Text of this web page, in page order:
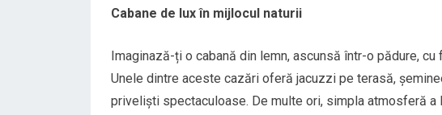
Cabane de lux în mijlocul naturii
Imaginază-ți o cabană din lemn, ascunsă într-o pădure,
Unele dintre aceste cazări oferă jacuzzi pe terasă,
priveliști spectaculoase. De multe ori, simpla atmosferă